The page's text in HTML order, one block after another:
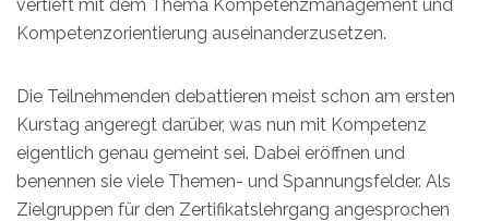
vertieft mit dem Thema Kompetenzmanagement und
Kompetenzorientierung auseinanderzusetzen.
Die Teilnehmenden debattieren meist schon am ersten
Kurstag angeregt darüber, was nun mit Kompetenz
eigentlich genau gemeint sei. Dabei eröffnen und
benennen sie viele Themen- und Spannungsfelder. Als
Zielgruppen für den Zertifikatslehrgang angesprochen